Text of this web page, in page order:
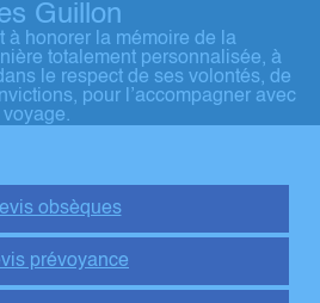
Guillon
à honorer la mémoire de la
totalement personnalisée, à
le respect de ses volontés, de
pour l’accompagner avec
obsèques
prévoyance